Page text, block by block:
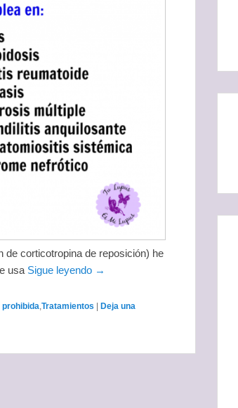
de corticotropina de reposición) he
usa Sigue leyendo →
prohibida,Tratamientos
Deja una